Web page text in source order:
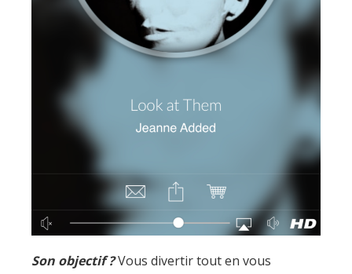
Son objectif ?Vous divertir tout en vous